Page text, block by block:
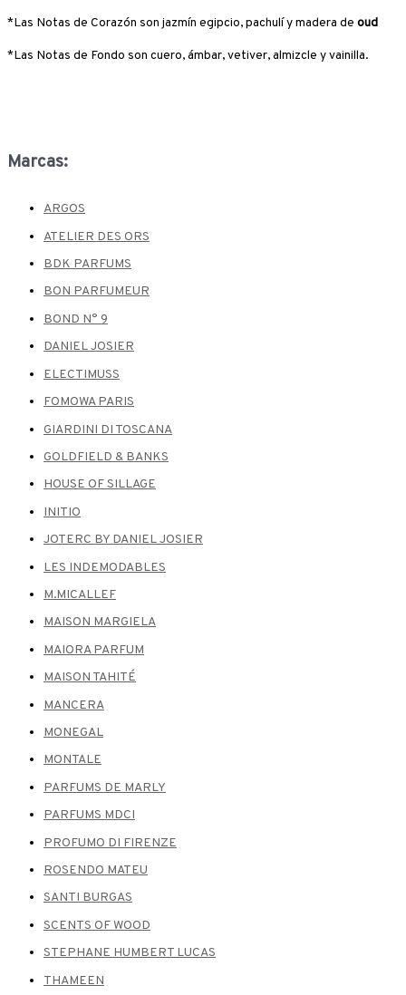
Marcas:
ARGOS
ATELIER DES ORS
BDK PARFUMS
BON PARFUMEUR
BOND N° 9
DANIEL JOSIER
ELECTIMUSS
FOMOWA PARIS
GIARDINI DI TOSCANA
GOLDFIELD & BANKS
HOUSE OF SILLAGE
INITIO
JOTERC BY DANIEL JOSIER
LES INDEMODABLES
M.MICALLEF
MAISON MARGIELA
MAIORA PARFUM
MAISON TAHITÉ
MANCERA
MONEGAL
MONTALE
PARFUMS DE MARLY
PARFUMS MDCI
PROFUMO DI FIRENZE
ROSENDO MATEU
SANTI BURGAS
SCENTS OF WOOD
STEPHANE HUMBERT LUCAS
THAMEEN
*Las Notas de Corazón son jazmín egipcio, pachulí y madera de oud
*Las Notas de Fondo son cuero, ámbar, vetiver, almizcle y vainilla.